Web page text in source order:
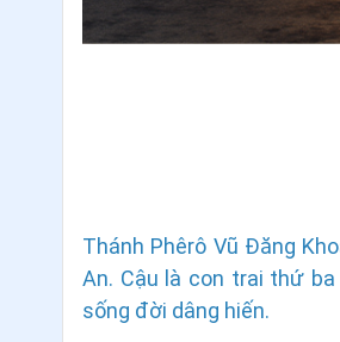
Thánh Phêrô Vũ Đăng
An. Cậu là con trai thứ
sống đời dâng hiến.